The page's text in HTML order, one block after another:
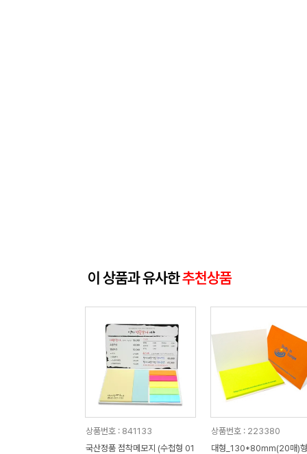
이 상품과 유사한추천상품
상품번호 : 841133
국산정품 점착메모지 (수첩형 01
상품번호 : 223380
대형_130*80mm(20매)